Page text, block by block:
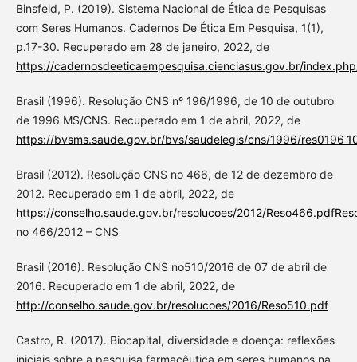
Binsfeld, P. (2019). Sistema Nacional de Ética de Pesquisas
com Seres Humanos. Cadernos De Ética Em Pesquisa, 1(1),
p.17-30. Recuperado em 28 de janeiro, 2022, de
https://cadernosdeeticaempesquisa.cienciasus.gov.br/
Brasil (1996). Resolução CNS nº 196/1996, de 10 de outubro
de 1996 MS/CNS. Recuperado em 1 de abril, 2022, de
https://bvsms.saude.gov.br/bvs/saudelegis/cns/1996/
Brasil (2012). Resolução CNS no 466, de 12 de dezembro de
2012. Recuperado em 1 de abril, 2022, de
https://conselho.saude.gov.br/resolucoes/2012/
no 466/2012 – CNS
Brasil (2016). Resolução CNS no510/2016 de 07 de abril de
2016. Recuperado em 1 de abril, 2022, de
http://conselho.saude.gov.br/resolucoes/2016/Reso510.pdf
Castro, R. (2017). Biocapital, diversidade e doença: reflexões
iniciais sobre a pesquisa farmacêutica em seres humanos na